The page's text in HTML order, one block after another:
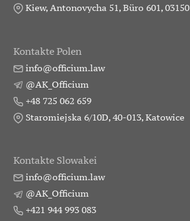
Kiew, Antonovycha 51, Büro 601, 03150
Kontakte Polen
info@officium.law
@AK_Officium
+48 725 062 659
Staromiejska 6/10D, 40-013, Katowice
Kontakte Slowakei
info@officium.law
@AK_Officium
+421 944 993 083